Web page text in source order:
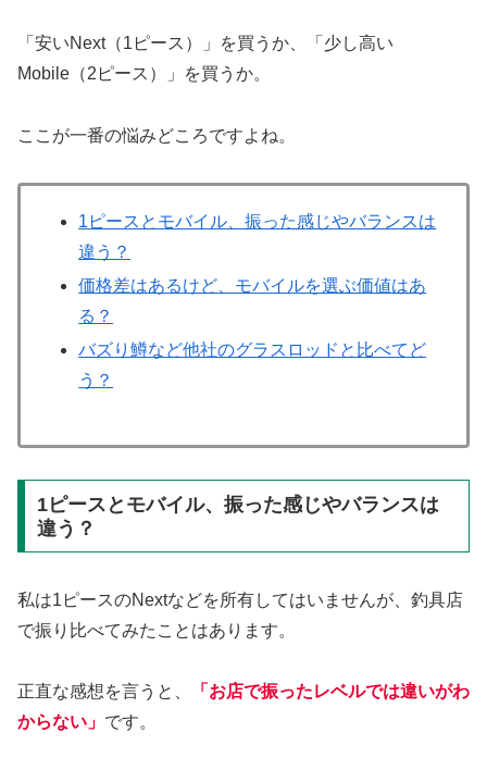
「安いNext（1ピース）」を買うか、「少し高い
Mobile（2ピース）」を買うか。
ここが一番の悩みどころですよね。
1ピースとモバイル、振った感じやバランスは
違う？
価格差はあるけど、モバイルを選ぶ価値はあ
る？
バズり鱒など他社のグラスロッドと比べてど
う？
1ピースとモバイル、振った感じやバランスは
違う？
私は1ピースのNextなどを所有してはいませんが、釣具店
で振り比べてみたことはあります。
正直な感想を言うと、
「お店で振ったレベルでは違いがわ
からない」 です。